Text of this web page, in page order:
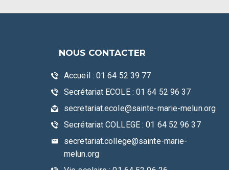
NOUS CONTACTER
Accueil : 01 64 52 39 77
Secrétariat ECOLE : 01 64 52 96 37
secretariat.ecole@sainte-marie-melun.org
Secrétariat COLLEGE : 01 64 52 96 37
secretariat.college@sainte-marie-
melun.org